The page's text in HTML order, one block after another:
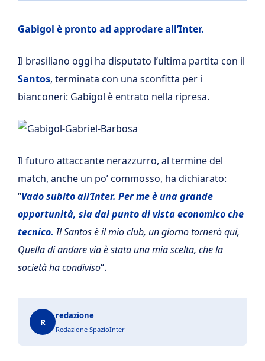
Gabigol è pronto ad approdare all’Inter.
Il brasiliano oggi ha disputato l’ultima partita con il
Santos, terminata con una sconfitta per i
bianconeri: Gabigol è entrato nella ripresa.
Il futuro attaccante nerazzurro, al termine del
match, anche un po’ commosso, ha dichiarato:
“Vado subito all’Inter. Per me è una grande
opportunità, sia dal punto di vista economico che
tecnico. Il Santos è il mio club, un giorno tornerò qui,
Quella di andare via è stata una mia scelta, che la
società ha condiviso“.
R
redazione
Redazione SpazioInter